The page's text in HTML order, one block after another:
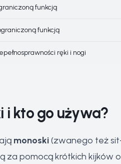
funkcją
funkcją
ręki i nogi
i kto go używa?
monoski(zwanego też
za pomocą krótkich kijków